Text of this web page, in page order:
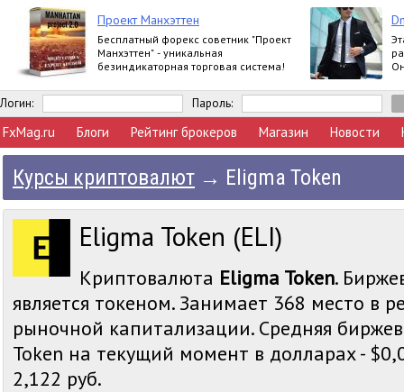
Проект Манхэттен
Бесплатный форекс советник "Проект
Манхэттен" - уникальная
безиндикаторная торговая система!
Логин: Пароль:
FxMag.ru Блоги Рейтинг брокеров Магазин Новости
Курсы криптовалют → Eligma Token
Eligma Token (ELI)
Криптовалюта Eligma Token.
является токеном. Занимает 368 место в
рыночной капитализации. Средняя
Token на текущий момент в долларах -
2,122 руб.